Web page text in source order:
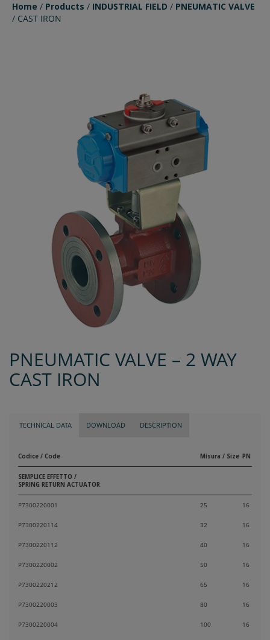
Home / Products / INDUSTRIAL FIELD / PNEUMATIC VALVE
/ CAST IRON
PNEUMATIC VALVE – 2 WAY
CAST IRON
TECHNICAL DATA DOWNLOAD DESCRIPTION
Codice / Code Misura / Size PN
SEMPLICE EFFETTO /
SPRING RETURN ACTUATOR
P7300220001 25 16
P7300220114 32 16
P7300220112 40 16
P7300220002 50 16
P7300220212 65 16
P7300220003 80 16
P7300220004 100 16